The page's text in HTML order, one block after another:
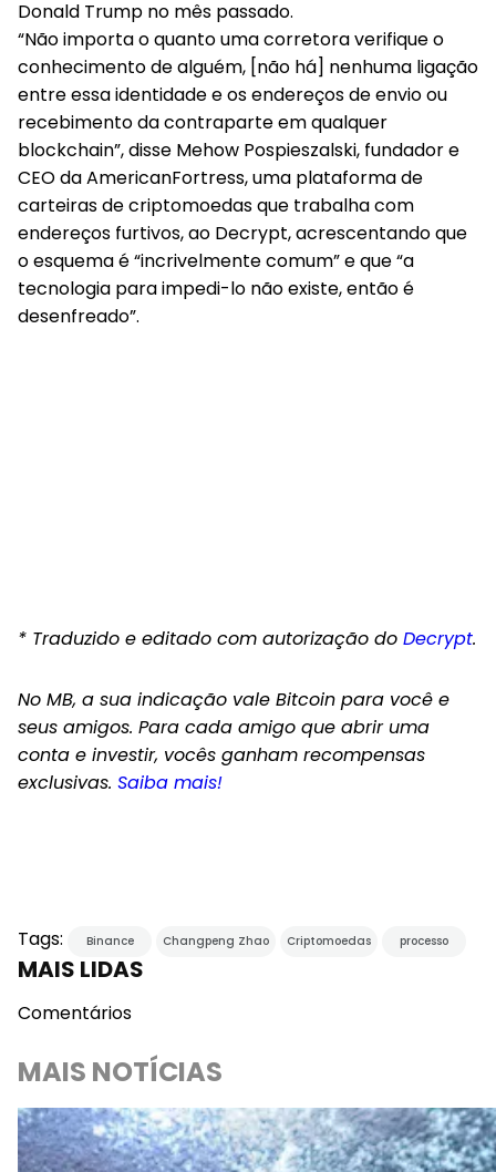
Donald Trump no mês passado.
“Não importa o quanto uma corretora verifique o
conhecimento de alguém, [não há] nenhuma ligação
entre essa identidade e os endereços de envio ou
recebimento da contraparte em qualquer
blockchain”, disse Mehow Pospieszalski, fundador e
CEO da AmericanFortress, uma plataforma de
carteiras de criptomoedas que trabalha com
endereços furtivos, ao Decrypt, acrescentando que
o esquema é “incrivelmente comum” e que “a
tecnologia para impedi-lo não existe, então é
desenfreado”.
* Traduzido e editado com autorização do Decrypt.
No MB, a sua indicação vale Bitcoin para você e
seus amigos. Para cada amigo que abrir uma
conta e investir, vocês ganham recompensas
exclusivas. Saiba mais!
Tags: Binance Changpeng Zhao Criptomoedas processo
MAIS LIDAS
Comentários
MAIS NOTÍCIAS